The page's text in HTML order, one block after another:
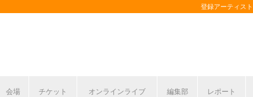
登録アーティス
会場 チケット オンラインライブ 編集部 レポート